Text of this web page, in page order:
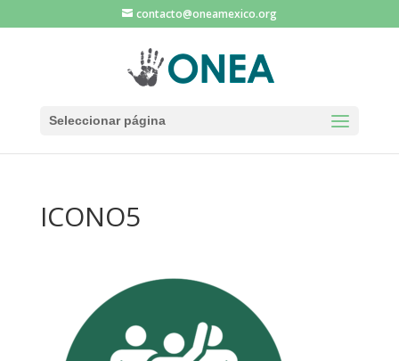
contacto@oneamexico.org
Seleccionar página
ICONO5